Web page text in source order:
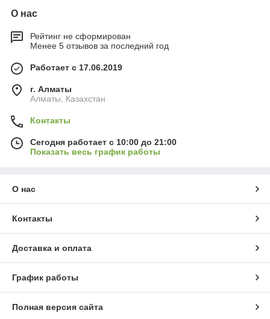
О нас
Рейтинг не сформирован
Менее 5 отзывов за последний год
Работает с 17.06.2019
г. Алматы
Алматы, Казахстан
Контакты
Сегодня работает с 10:00 до 21:00
Показать весь график работы
О нас
Контакты
Доставка и оплата
График работы
Полная версия сайта